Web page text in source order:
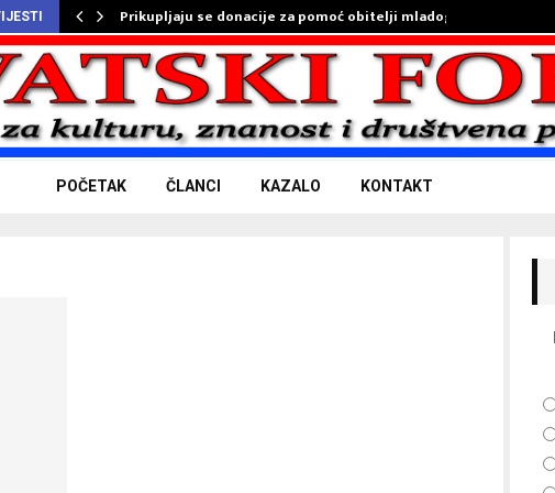
Prikupljaju se donacije za pomoć obitelji mladog…
POČETAK ČLANCI KAZALO KONTAKT